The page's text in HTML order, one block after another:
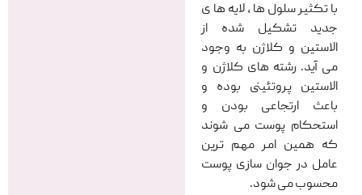
با تکثیر سلول ها ، لایه ها ی
جدید تشکیل شده از
الاستین و کلاژن به وجود
می آید. رشته های کلاژن و
الاستین پروتئینی بوده و
باعث ارتجاعی بودن و
استحکام پوست می شوند
که همین امر مهم ترین
عامل در جوان سازی پوست
محسوب می شود.